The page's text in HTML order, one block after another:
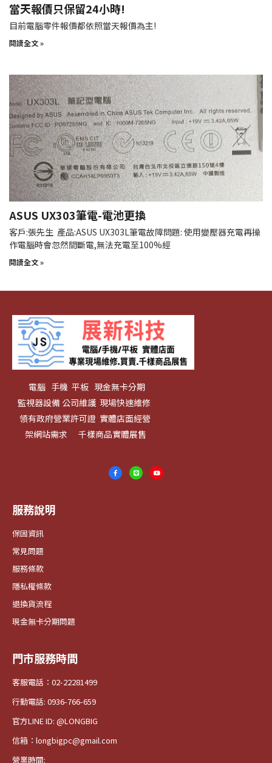
當天報價只保留24小時!
目前電腦零件報價都依照當天報價為主!
閱讀全文 »
ASUS UX303筆電-電池更換
客戶:張先生 產品:ASUS UX303L筆電故障問題: 使用變壓器充電再操
作電腦時會忽然間斷電,無法充電至100%經
閱讀全文 »
電腦 手機 平板 現金無卡分期
監視器設備 公司維護 現場快速維修
領有政府營業許可證 實體店面經營
架網站需求 千樣商品實體展售
服務說明
保固資訊
常見問題
服務條款
隱私權條款
退換貨流程
現金無卡分期問題
門市服務時間
客服電話：02-22281499
行動電話: 0936-766-659
官方LINE ID: @LONGBIG
信箱：longbigpc@gmail.com
營業時間: